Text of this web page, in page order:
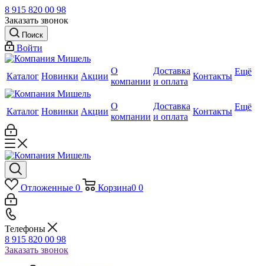
8 915 820 00 98
Заказать звонок
Поиск
Войти
Каталог Новинки Акции
О
компании
Доставка
и оплата
Контакты Ещё
Каталог Новинки Акции
О
компании
Доставка
и оплата
Контакты Ещё
Отложенные 0 Корзина0 0
Телефоны
8 915 820 00 98
Заказать звонок